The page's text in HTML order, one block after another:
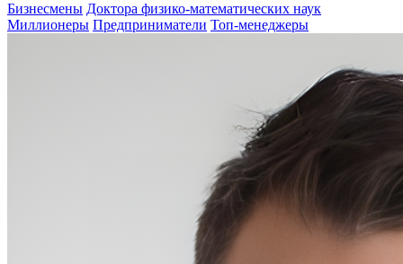
Бизнесмены Доктора физико-математических наук
Миллионеры Предприниматели Топ-менеджеры